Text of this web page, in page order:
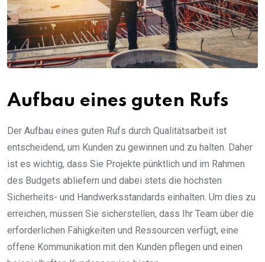
Aufbau eines guten Rufs
Der Aufbau eines guten Rufs durch Qualitätsarbeit ist
entscheidend, um Kunden zu gewinnen und zu halten. Daher
ist es wichtig, dass Sie Projekte pünktlich und im Rahmen
des Budgets abliefern und dabei stets die höchsten
Sicherheits- und Handwerksstandards einhalten. Um dies zu
erreichen, müssen Sie sicherstellen, dass Ihr Team über die
erforderlichen Fähigkeiten und Ressourcen verfügt, eine
offene Kommunikation mit den Kunden pflegen und einen